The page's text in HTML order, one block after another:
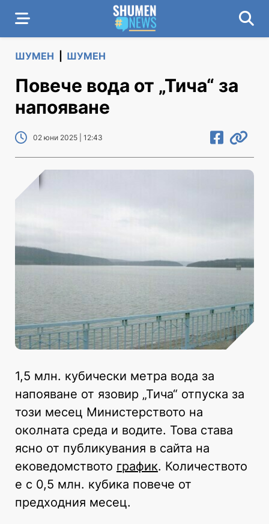
ШУМЕН ШУМЕН
Повече вода от „Тича“ за
напояване
02 юни 2025 | 12:43
1,5 млн. кубически метра вода за
напояване от язовир „Тича“ отпуска за
този месец Министерството на
околната среда и водите. Това става
ясно от публикувания в сайта на
ековедомството график. Количеството
е с 0,5 млн. кубика повече от
предходния месец.